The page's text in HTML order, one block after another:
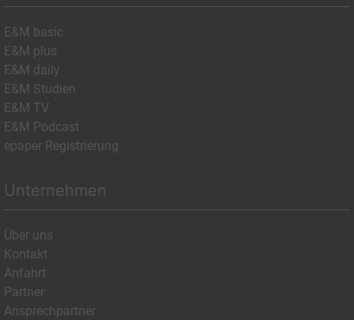
E&M basic
E&M plus
E&M daily
E&M Studien
E&M TV
E&M Podcast
epaper Registrierung
Unternehmen
Über uns
Kontakt
Anfahrt
Partner
Ansprechpartner